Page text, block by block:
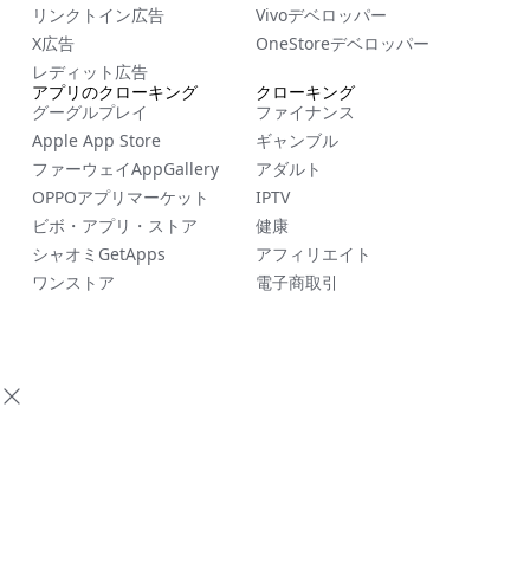
リンクトイン広告
X広告
レディット広告
クローキング
ファイナンス
ギャンブル
アダルト
IPTV
健康
アフィリエイト
電子商取引
Vivoデベロッパー
OneStoreデベロッパー
アプリのクローキング
グーグルプレイ
Apple App Store
ファーウェイAppGallery
OPPOアプリマーケット
ビボ・アプリ・ストア
シャオミGetApps
ワンストア